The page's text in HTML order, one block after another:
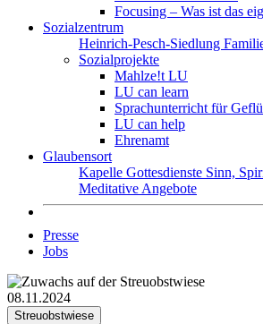
Focusing – Was ist das
Sozialzentrum
Heinrich-Pesch-Siedlung
Sozialprojekte
Mahlze!t LU
LU can learn
Sprachunterricht für
LU can help
Ehrenamt
Glaubensort
Kapelle Gottesdienste Sinn,
Meditative Angebote
Presse
Jobs
08.11.2024
Streuobstwiese